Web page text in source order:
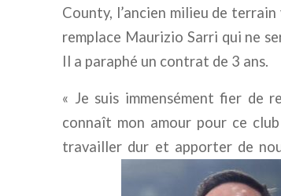
County, l’ancien milieu de
remplace Maurizio Sarri qui ne
Il a paraphé un contrat de 3 ans.
« Je suis immensément fier de
connaît mon amour pour ce
travailler dur et apporter de